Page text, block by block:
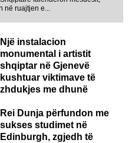
në ruajtjen e...
Një instalacion
monumental i artistit
shqiptar në Gjenevë
kushtuar viktimave të
zhdukjes me dhunë
Rei Dunja përfundon me
sukses studimet në
Edinburgh, zgjedh të